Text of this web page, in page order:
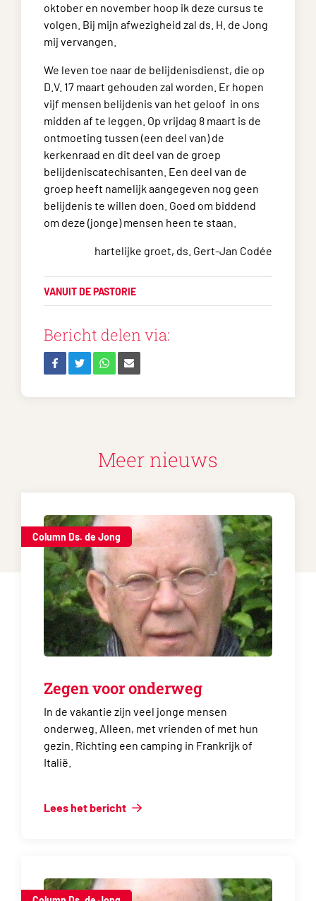
oktober en november hoop ik deze cursus te
volgen. Bij mijn afwezigheid zal ds. H. de Jong
mij vervangen.
We leven toe naar de belijdenisdienst, die op
D.V. 17 maart gehouden zal worden. Er hopen
vijf mensen belijdenis van het geloof in ons
midden af te leggen. Op vrijdag 8 maart is de
ontmoeting tussen (een deel van) de
kerkenraad en dit deel van de groep
belijdeniscatechisanten. Een deel van de
groep heeft namelijk aangegeven nog geen
belijdenis te willen doen. Goed om biddend
om deze (jonge) mensen heen te staan.
hartelijke groet, ds. Gert-Jan Codée
VANUIT DE PASTORIE
Bericht delen via:
Meer nieuws
Column Ds. de Jong
Zegen voor onderweg
In de vakantie zijn veel jonge mensen
onderweg. Alleen, met vrienden of met hun
gezin. Richting een camping in Frankrijk of
Italië.
Lees het bericht